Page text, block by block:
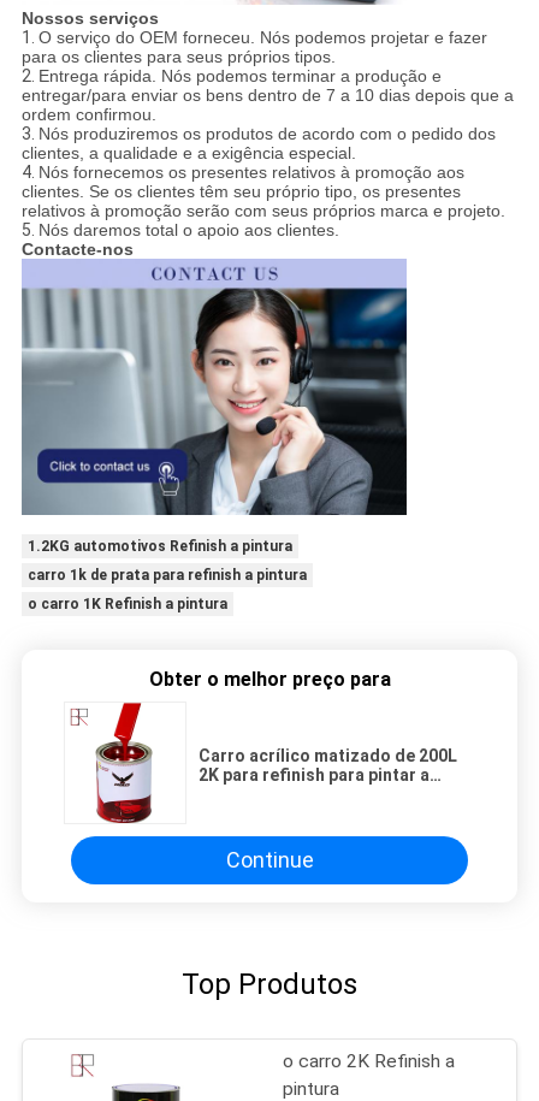
Nossos serviços
1. O serviço do OEM forneceu. Nós podemos projetar e fazer
para os clientes para seus próprios tipos.
2. Entrega rápida. Nós podemos terminar a produção e
entregar/para enviar os bens dentro de 7 a 10 dias depois que a
ordem confirmou.
3. Nós produziremos os produtos de acordo com o pedido dos
clientes, a qualidade e a exigência especial.
4. Nós fornecemos os presentes relativos à promoção aos
clientes. Se os clientes têm seu próprio tipo, os presentes
relativos à promoção serão com seus próprios marca e projeto.
5. Nós daremos total o apoio aos clientes.
Contacte-nos
1.2KG automotivos Refinish a pintura
carro 1k de prata para refinish a pintura
o carro 1K Refinish a pintura
Obter o melhor preço para
Carro acrílico matizado de 200L
2K para refinish para pintar a
Continue
Top Produtos
o carro 2K Refinish a
pintura